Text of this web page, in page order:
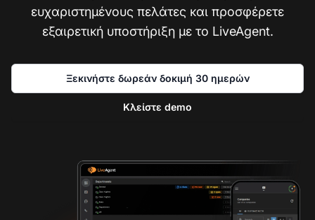
ευχαριστημένους πελάτες και προσφέρετε
εξαιρετική υποστήριξη με το LiveAgent.
Ξεκινήστε δωρεάν δοκιμή 30 ημερών
Κλείστε demo